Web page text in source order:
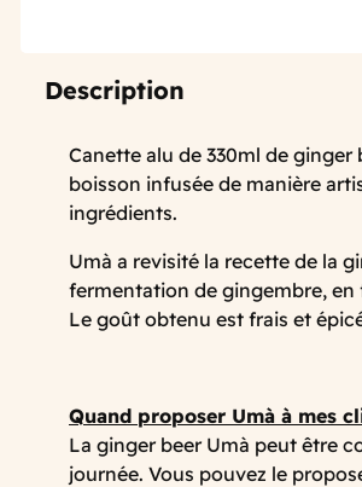
Description
Canette alu de 330ml de ginger
boisson infusée de manière
ingrédients.
Umà a revisité la recette de la
fermentation de gingembre, en
Le goût obtenu est frais et
Quand proposer Umà à mes
La ginger beer Umà peut être
journée. Vous pouvez le